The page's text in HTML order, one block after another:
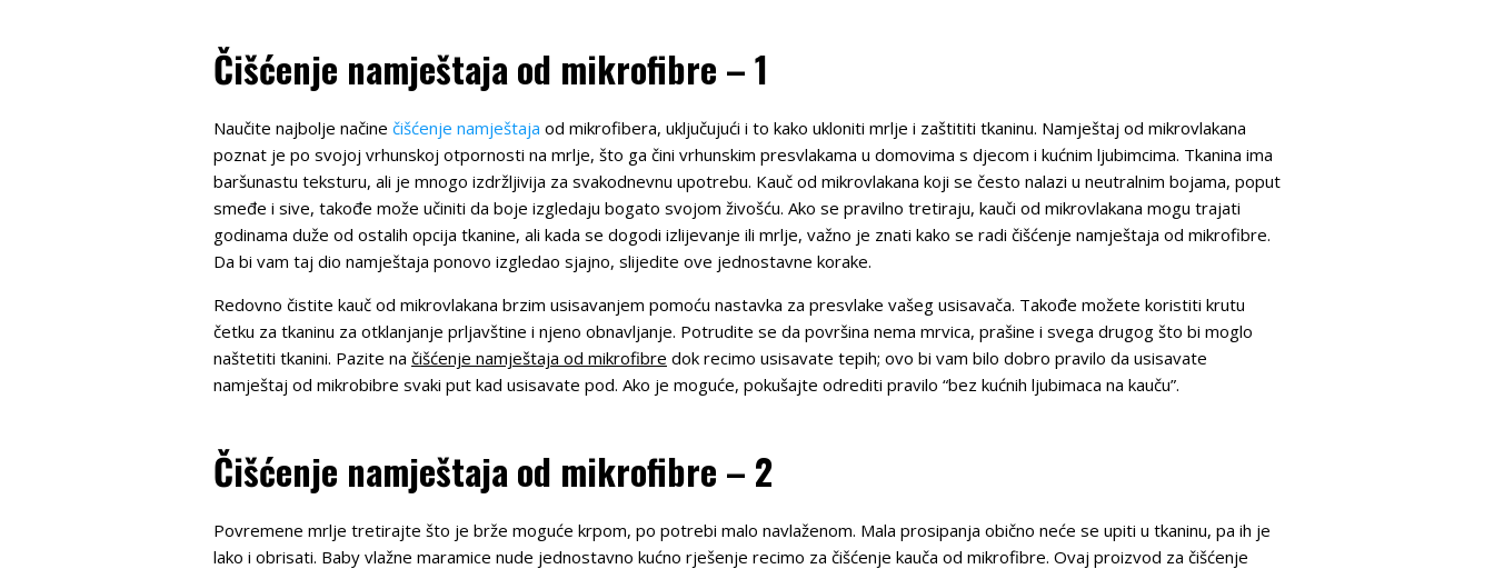
Čišćenje namještaja od mikrofibre – 1
Naučite najbolje načine čišćenje namještaja od mikrofibera, uključujući i to kako ukloniti mrlje i zaštititi tkaninu. Namještaj od mikrovlakana
poznat je po svojoj vrhunskoj otpornosti na mrlje, što ga čini vrhunskim presvlakama u domovima s djecom i kućnim ljubimcima. Tkanina ima
baršunastu teksturu, ali je mnogo izdržljivija za svakodnevnu upotrebu. Kauč od mikrovlakana koji se često nalazi u neutralnim bojama, poput
smeđe i sive, takođe može učiniti da boje izgledaju bogato svojom živošću. Ako se pravilno tretiraju, kauči od mikrovlakana mogu trajati
godinama duže od ostalih opcija tkanine, ali kada se dogodi izlijevanje ili mrlje, važno je znati kako se radi čišćenje namještaja od mikrofibre.
Da bi vam taj dio namještaja ponovo izgledao sjajno, slijedite ove jednostavne korake.
Redovno čistite kauč od mikrovlakana brzim usisavanjem pomoću nastavka za presvlake vašeg usisavača. Takođe možete koristiti krutu
četku za tkaninu za otklanjanje prljavštine i njeno obnavljanje. Potrudite se da površina nema mrvica, prašine i svega drugog što bi moglo
naštetiti tkanini. Pazite na čišćenje namještaja od mikrofibre dok recimo usisavate tepih; ovo bi vam bilo dobro pravilo da usisavate
namještaj od mikrobibre svaki put kad usisavate pod. Ako je moguće, pokušajte odrediti pravilo “bez kućnih ljubimaca na kauču”.
Čišćenje namještaja od mikrofibre – 2
Povremene mrlje tretirajte što je brže moguće krpom, po potrebi malo navlaženom. Mala prosipanja obično neće se upiti u tkaninu, pa ih je
lako i obrisati. Baby vlažne maramice nude jednostavno kućno rješenje recimo za čišćenje kauča od mikrofibre. Ovaj proizvod za čišćenje